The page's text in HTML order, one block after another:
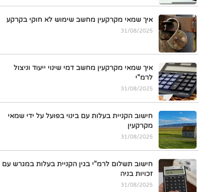
איך שמאי מקרקעין מחשב שימוש לא חוקי בקרקע
31/08/2025
איך שמאי מקרקעין מחשב דמי שינוי ייעוד וניצול
לרמ"י
31/08/2025
חישוב הקניית בעלות עם בינוי בפועל על ידי שמאי
מקרקעין
31/08/2025
חישוב תשלום לרמ"י בגין הקניית בעלות במגרש עם
זכויות בניה
31/08/2025